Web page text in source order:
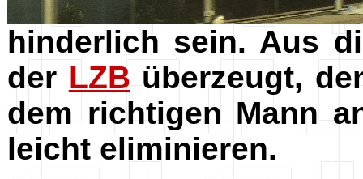
hinderlich sein. Aus
der LZB überzeugt,
dem richtigen Mann
leicht eliminieren.